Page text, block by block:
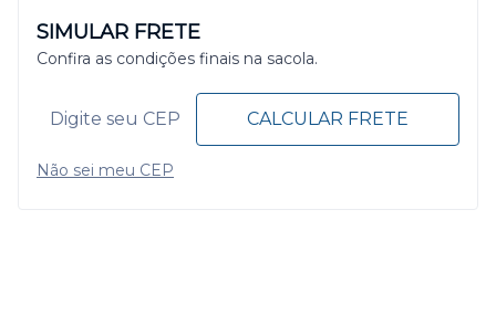
SIMULAR FRETE
Confira as condições finais na sacola.
CALCULAR FRETE
Não sei meu CEP